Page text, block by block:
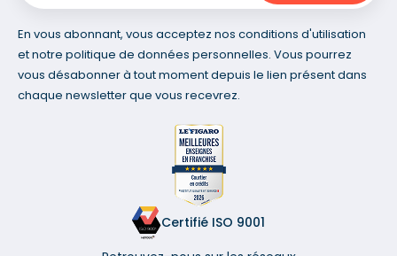
En vous abonnant, vous acceptez nos conditions d'utilisation
et notre politique de données personnelles. Vous pourrez
vous désabonner à tout moment depuis le lien présent dans
chaque newsletter que vous recevrez.
Certifié ISO 9001